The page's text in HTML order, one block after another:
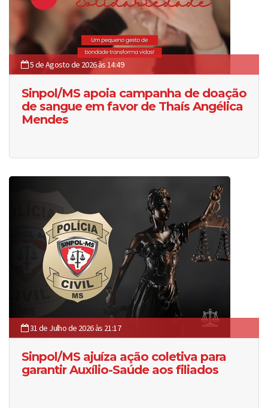
5 de Agosto de 2026 às 14:49
Sinpol/MS apoia campanha de doação
de sangue em favor de Thaís Angélica
Mendes
31 de Julho de 2026 às 21:17
Sinpol/MS ajuíza ação coletiva para
garantir Auxílio-Saúde aos filiados